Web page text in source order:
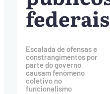
federais
Escalada de ofensas e
constrangimentos por
parte do governo
causam fenômeno
coletivo no
funcionalismo